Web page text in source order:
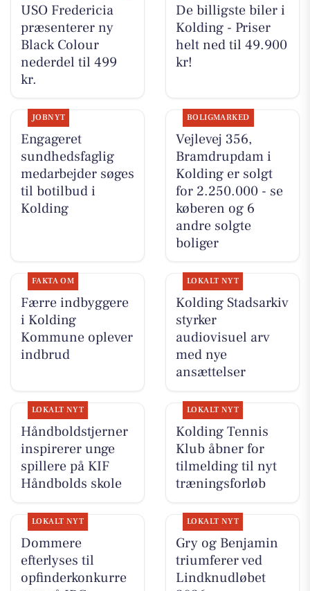
USO Fredericia
præsenterer ny
Black Colour
nederdel til 499
kr.
De billigste biler i
Kolding - Priser
helt ned til 49.900
kr!
JOBNYT
Engageret
sundhedsfaglig
medarbejder søges
til botilbud i
Kolding
BOLIGMARKED
Vejlevej 356,
Bramdrupdam i
Kolding er solgt
for 2.250.000 - se
køberen og 6
andre solgte
boliger
FAKTA OM
Færre indbyggere
i Kolding
Kommune oplever
indbrud
LOKALT NYT
Kolding Stadsarkiv
styrker
audiovisuel arv
med nye
ansættelser
LOKALT NYT
Håndboldstjerner
inspirerer unge
spillere på KIF
Håndbolds skole
LOKALT NYT
Kolding Tennis
Klub åbner for
tilmelding til nyt
træningsforløb
LOKALT NYT
Dommere
efterlyses til
opfinderkonkurre
LOKALT NYT
Gry og Benjamin
triumferer ved
Lindknudløbet